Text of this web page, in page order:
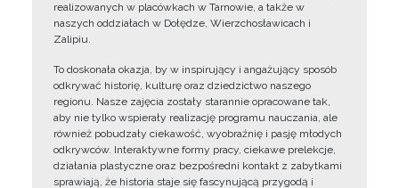
realizowanych w placówkach w Tarnowie, a także w
naszych oddziałach w Dołędze, Wierzchosławicach i
Zalipiu.
To doskonała okazja, by w inspirujący i angażujący sposób
odkrywać historię, kulturę oraz dziedzictwo naszego
regionu. Nasze zajęcia zostały starannie opracowane tak,
aby nie tylko wspierały realizację programu nauczania, ale
również pobudzały ciekawość, wyobraźnię i pasję młodych
odkrywców. Interaktywne formy pracy, ciekawe prelekcje,
działania plastyczne oraz bezpośredni kontakt z zabytkami
sprawiają, że historia staje się fascynującą przygodą i